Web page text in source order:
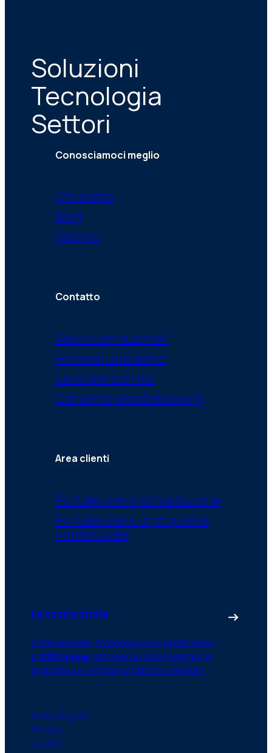
Soluzioni
Tecnologia
Settori
Conosciamoci meglio
Chi siamo
Blog
Risorse
Contatto
Sedi internazionali
Richiedi una demo
Lavorate con noi
Canale di whistleblowing
Area clienti
Portale clienti di traduzione
Portale client di proprietà
intellettuale
La nostra storia
Connessione, trasmissione e protezione
in 220 lingue, attraverso la tecnologia, la
linguistica e un team umano eccellente.
Avviso legale
Privacy
Cookie